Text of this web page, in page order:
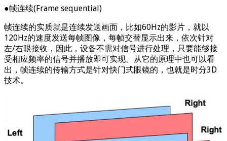
●帧连续(Frame sequential)
帧连续的实质就是连续发送画面，比如60Hz的影片，就以
120Hz的速度发送每帧图像，每帧交替显示出来，依次针对
左/右眼接收，因此，设备不需对信号进行处理，只要能够接
受相应频率的信号并播放即可实现。从它的原理中也可以看
出，帧连续的传输方式是针对快门式眼镜的，也就是时分3D
技术。